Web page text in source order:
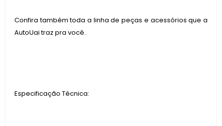
Confira também toda a linha de peças e acessórios que a
AutoUai traz pra você.
Especificação Técnica: